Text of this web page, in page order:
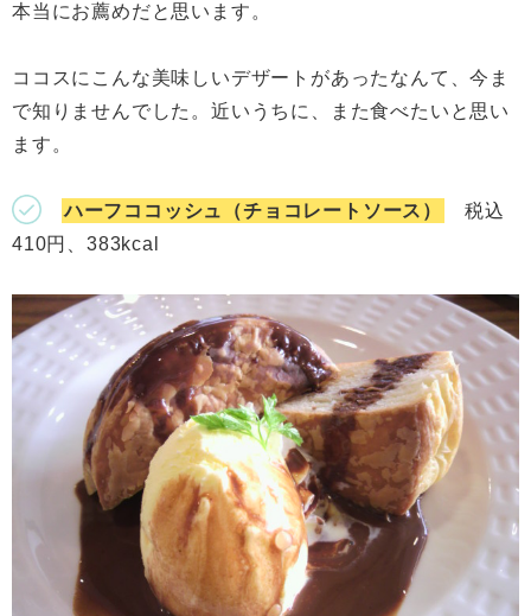
本当にお薦めだと思います。
ココスにこんな美味しいデザートがあったなんて、今ま
で知りませんでした。近いうちに、また食べたいと思い
ます。
ハーフココッシュ（チョコレートソース）
税込
410円、383kcal